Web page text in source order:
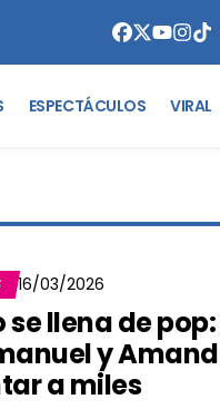
ESPECTÁCULOS VIRAL
16/03/2026
se llena de
y
a miles